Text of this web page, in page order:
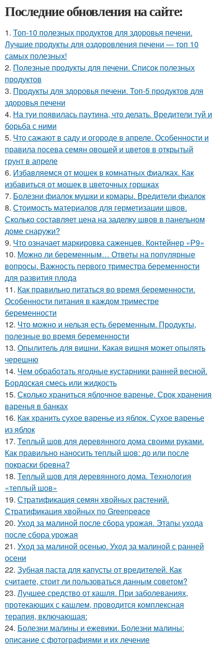
Последние обновления на сайте:
1. Топ-10 полезных продуктов для здоровья печени.
Лучшие продукты для оздоровления печени — топ 10
самых полезных!
2. Полезные продукты для печени. Список полезных
продуктов
3. Продукты для здоровья печени. Топ-5 продуктов для
здоровья печени
4. На туи появилась паутина, что делать. Вредители туй и
борьба с ними
5. Что сажают в саду и огороде в апреле. Особенности и
правила посева семян овощей и цветов в открытый
грунт в апреле
6. Избавляемся от мошек в комнатных фиалках. Как
избавиться от мошек в цветочных горшках
7. Болезни фиалок мушки и комары. Вредители фиалок
8. Стоимость материалов для герметизации швов.
Сколько составляет цена на заделку швов в панельном
доме снаружи?
9. Что означает маркировка саженцев. Контейнер «Р9»
10. Можно ли беременным… Ответы на популярные
вопросы. Важность первого триместра беременности
для развития плода
11. Как правильно питаться во время беременности.
Особенности питания в каждом триместре
беременности
12. Что можно и нельзя есть беременным. Продукты,
полезные во время беременности
13. Опылитель для вишни. Какая вишня может опылять
черешню
14. Чем обработать ягодные кустарники ранней весной.
Бордоская смесь или жидкость
15. Сколько храниться яблочное варенье. Срок хранения
варенья в банках
16. Как хранить сухое варенье из яблок. Сухое варенье
из яблок
17. Теплый шов для деревянного дома своими руками.
Как правильно наносить теплый шов: до или после
покраски бревна?
18. Теплый шов для деревянного дома. Технология
«теплый шов»
19. Стратификация семян хвойных растений.
Стратификация хвойных по Greenpeace
20. Уход за малиной после сбора урожая. Этапы ухода
после сбора урожая
21. Уход за малиной осенью. Уход за малиной с ранней
осени
22. Зубная паста для капусты от вредителей. Как
считаете, стоит ли пользоваться данным советом?
23. Лучшее средство от кашля. При заболеваниях,
протекающих с кашлем, проводится комплексная
терапия, включающая:
24. Болезни малины и ежевики. Болезни малины:
описание с фотографиями и их лечение